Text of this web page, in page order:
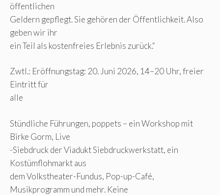
öffentlichen
Geldern gepflegt. Sie gehören der Öffentlichkeit. Also
geben wir ihr
ein Teil als kostenfreies Erlebnis zurück.“
Zwtl.: Eröffnungstag: 20. Juni 2026, 14–20 Uhr, freier
Eintritt für
alle
Stündliche Führungen, poppets – ein Workshop mit
Birke Gorm, Live
-Siebdruck der Viadukt Siebdruckwerkstatt, ein
Kostümflohmarkt aus
dem Volkstheater-Fundus, Pop-up-Café,
Musikprogramm und mehr. Keine